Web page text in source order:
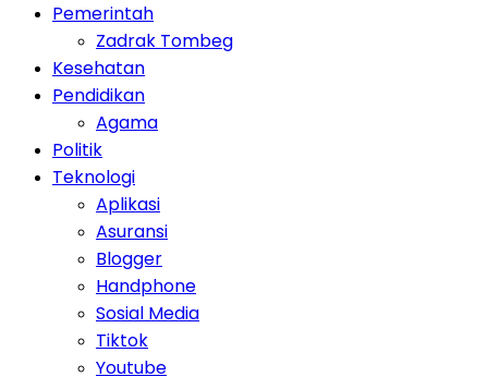
Pemerintah
Zadrak Tombeg
Kesehatan
Pendidikan
Agama
Politik
Teknologi
Aplikasi
Asuransi
Blogger
Handphone
Sosial Media
Tiktok
Youtube